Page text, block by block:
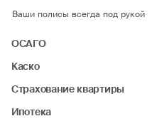
Ваши полисы всегда под рукой
ОСАГО
Каско
Страхование квартиры
Ипотека